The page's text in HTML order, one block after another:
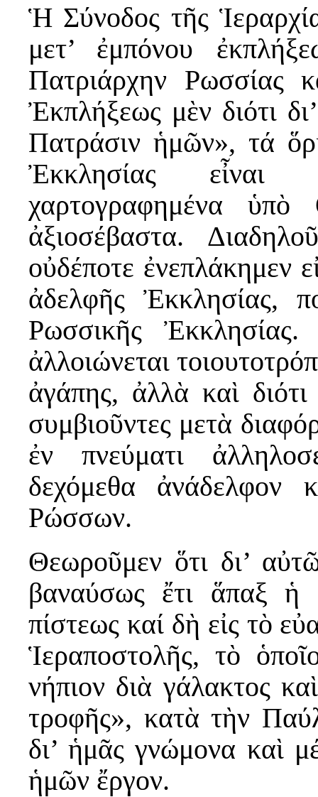
Ἡ Σύνοδος τῆς
μετ’ ἐμπόνου
Πατριάρχην Ρωσσίας
Ἐκπλήξεως μὲν διότι
Πατράσιν ἡμῶν», τά
Ἐκκλησίας εἶναι
χαρτογραφημένα ὑπὸ
ἀξιοσέβαστα.
οὐδέποτε ἐνεπλάκημεν
ἀδελφῆς Ἐκκλησίας,
Ρωσσικῆς
ἀλλοιώνεται
ἀγάπης, ἀλλὰ καὶ
συμβιοῦντες μετὰ
ἐν πνεύματι
δεχόμεθα ἀνάδελφον
Ρώσσων.
Θεωροῦμεν ὅτι δι’
βαναύσως ἔτι ἅπαξ ἡ
πίστεως καί δὴ εἰς τὸ
Ἱεραποστολῆς, τὸ
νήπιον διὰ γάλακτος
τροφῆς», κατὰ τὴν
δι’ ἡμᾶς γνώμονα καὶ
ἡμῶν ἔργον.